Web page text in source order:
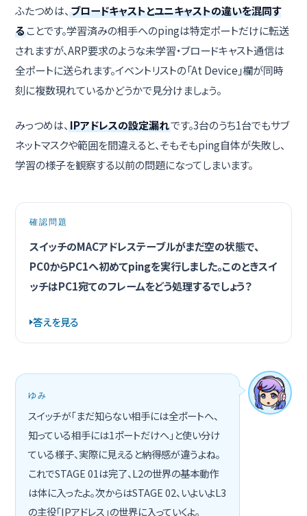
ふたつめは、ブロードキャストとユニキャストの違いを混同す
ることです。学習済みの相手へのpingは特定ポートだけに転送
されますが、ARP要求のような未学習・ブロードキャスト通信は
全ポートに送られます。イベントリストの「At Device」欄が同時
刻に複数現れているかどうかで見分けましょう。
みっつめは、IPアドレスの設定漏れです。3台のうち1台でもサブ
ネットマスクや範囲を間違えると、そもそもping自体が失敗し、
学習の様子を観察する以前の問題になってしまいます。
確認問題
スイッチのMACアドレステーブルがまだ空の状態で、
PC0からPC1へ初めてpingを実行しました。このときスイ
ッチはPC1宛てのフレームをどう処理するでしょう？
答えを見る
ゆみ
スイッチが「まだ知らない相手には全ポートへ、
知っている相手には1ポートだけへ」と使い分け
ている様子、実際に見えると納得感が違うよね。
これでSTAGE 01は完了、L2の世界の基本動作
は体に入ったよ。次からはSTAGE 02、いよいよL3
の主役「IPアドレス」の世界に入っていくよ。